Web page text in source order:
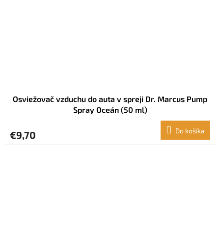
Osviežovač vzduchu do auta v spreji Dr. Marcus Pump
Spray Oceán (50 ml)
€9,70 Do košíka